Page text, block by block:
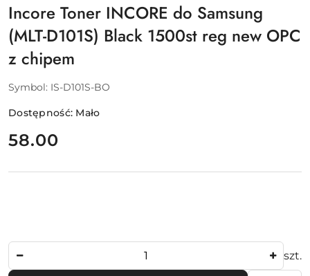
Incore Toner INCORE do Samsung
(MLT-D101S) Black 1500st reg new OPC
z chipem
Symbol: IS-D101S-BO
Dostępność: Mało
cena:
58.00
szt.